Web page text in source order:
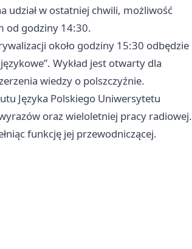
udział w ostatniej chwili, możliwość
od godziny 14:30.
około godziny 15:30 odbędzie
Wykład jest otwarty dla
wiedzy o polszczyźnie.
Języka Polskiego Uniwersytetu
oraz wieloletniej pracy radiowej.
funkcję jej przewodniczącej.